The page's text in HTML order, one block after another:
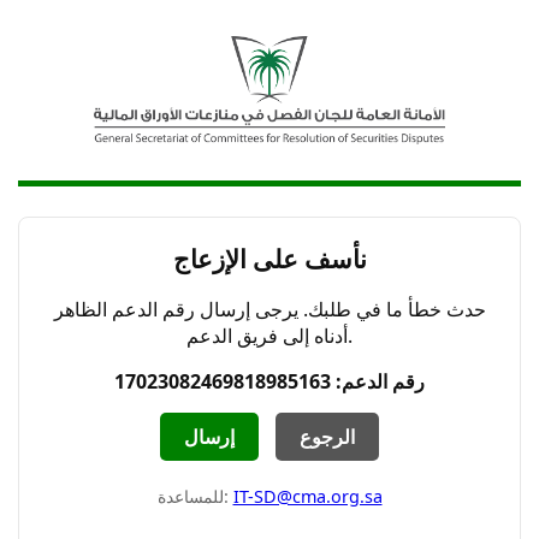
نأسف على الإزعاج
حدث خطأ ما في طلبك. يرجى إرسال رقم الدعم الظاهر
أدناه إلى فريق الدعم.
رقم الدعم: 17023082469818985163
إرسال الرجوع
للمساعدة: IT-SD@cma.org.sa